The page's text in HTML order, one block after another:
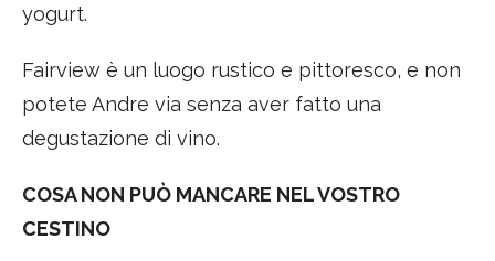
yogurt.
Fairview è un luogo rustico e pittoresco, e non
potete Andre via senza aver fatto una
degustazione di vino.
COSA NON PUÒ MANCARE NEL VOSTRO
CESTINO